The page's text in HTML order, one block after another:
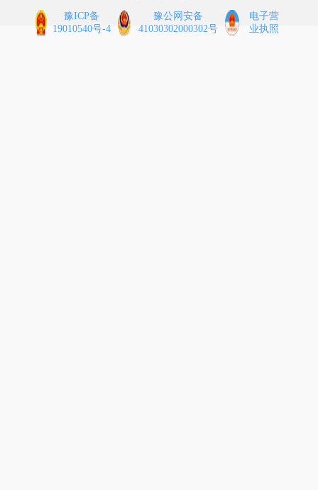
豫ICP备
19010540号-4
豫公网安备
41030302000302号
电子营
业执照